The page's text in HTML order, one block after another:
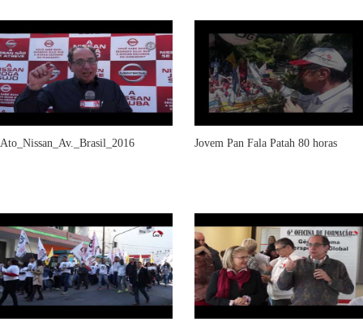
Ato_Nissan_Av._Brasil_2016 Jovem Pan Fala Patah 80 horas